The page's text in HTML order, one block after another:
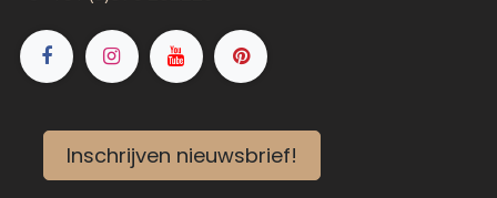
Inschrijven nieuwsbrief!